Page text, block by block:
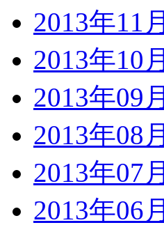
2013年11月
2013年10月
2013年09月
2013年08月
2013年07月
2013年06月